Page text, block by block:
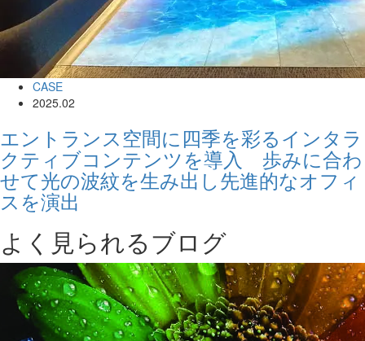
CASE
2025.02
エントランス空間に四季を彩るインタラ
クティブコンテンツを導入 歩みに合わ
せて光の波紋を生み出し先進的なオフィ
スを演出
よく見られるブログ